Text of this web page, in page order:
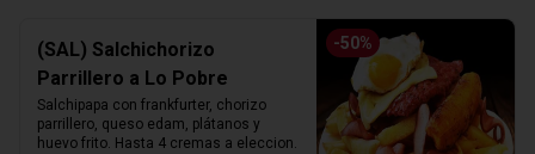
-50%
(SAL) Salchichorizo
Parrillero a Lo Pobre
Salchipapa con frankfurter, chorizo
parrillero, queso edam, plátanos y
huevo frito. Hasta 4 cremas a eleccion.